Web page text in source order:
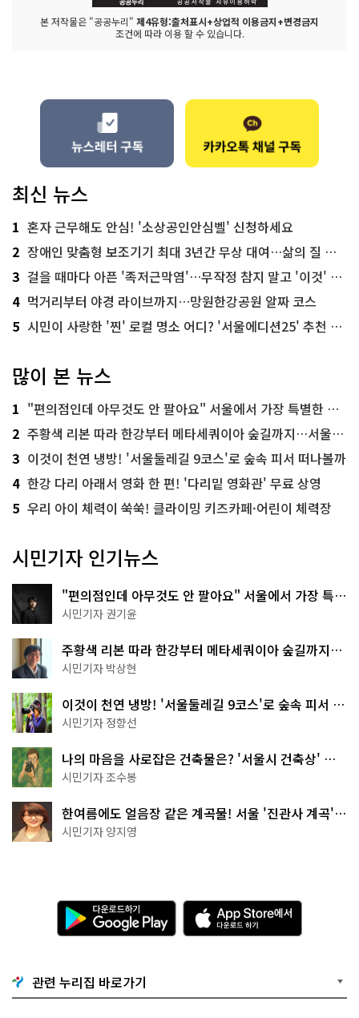
본 저작물은 "공공누리" 제4유형:출처표시+상업적 이용금지+변경금지
조건에 따라 이용 할 수 있습니다.
최신 뉴스
1 혼자 근무해도 안심! '소상공인안심벨' 신청하세요
2 장애인 맞춤형 보조기기 최대 3년간 무상 대여…삶의 질 높인다
3 걸을 때마다 아픈 '족저근막염'…무작정 참지 말고 '이것' 해보세요!
4 먹거리부터 야경 라이브까지…망원한강공원 알짜 코스
5 시민이 사랑한 '찐' 로컬 명소 어디? '서울에디션25' 추천 코스
많이 본 뉴스
1 "편의점인데 아무것도 안 팔아요" 서울에서 가장 특별한 편의점의 정체
2 주황색 리본 따라 한강부터 메타세쿼이아 숲길까지…서울둘레길 15코스
3 이것이 천연 냉방! '서울둘레길 9코스'로 숲속 피서 떠나볼까
4 한강 다리 아래서 영화 한 편! '다리밑 영화관' 무료 상영
5 우리 아이 체력이 쑥쑥! 클라이밍 키즈카페·어린이 체력장
시민기자 인기뉴스
"편의점인데 아무것도 안 팔아요" 서울에서 가장 특별
한 편의점의 정체
시민기자 권기윤
주황색 리본 따라 한강부터 메타세쿼이아 숲길까지…
서울둘레길 15코스
시민기자 박상현
이것이 천연 냉방! '서울둘레길 9코스'로 숲속 피서 떠
나볼까
시민기자 정향선
나의 마음을 사로잡은 건축물은? '서울시 건축상' 수
상작 공개!
시민기자 조수봉
한여름에도 얼음장 같은 계곡물! 서울 '진관사 계곡'이
천국이네~
시민기자 양지영
다
운
로
기
G
o
A
p
p
e
관련 누리집 바로가기